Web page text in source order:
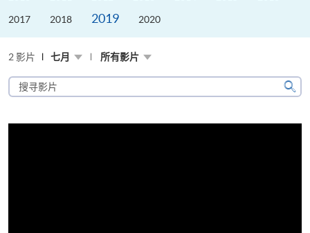
2017 2018 2019 2020
2 影片 七月 所有影片
搜
寻
片
搜